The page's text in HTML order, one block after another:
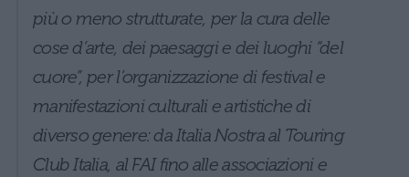
più o meno strutturate, per la cura delle
cose d’arte, dei paesaggi e dei luoghi “del
cuore”, per l’organizzazione di festival e
manifestazioni culturali e artistiche di
diverso genere: da Italia Nostra al Touring
Club Italia, al FAI fino alle associazioni e